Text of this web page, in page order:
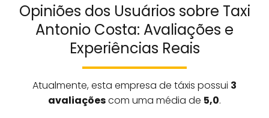
Opiniões dos Usuários sobre Taxi
Antonio Costa: Avaliações e
Experiências Reais
Atualmente, esta empresa de táxis possui 3
avaliaçõescom uma média de 5,0.